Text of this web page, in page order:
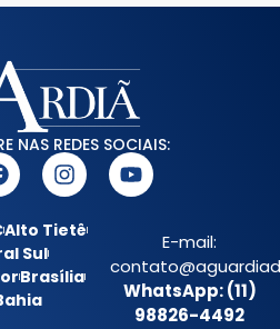
NAS REDES SOCIAIS:
Alto Tietê
Sul
Brasília
E-mail:
WhatsApp: (11)
98826-4492